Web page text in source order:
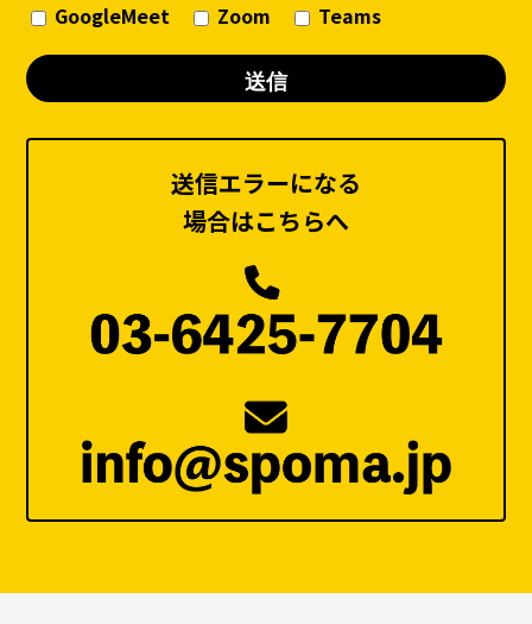
GoogleMeet Zoom Teams
送信エラーになる
場合はこちらへ